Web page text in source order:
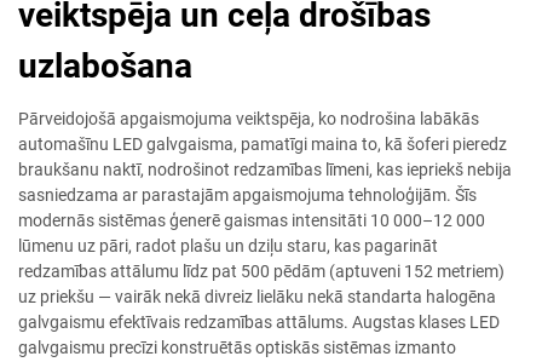
veiktspēja un ceļa drošības
uzlabošana
Pārveidojošā apgaismojuma veiktspēja, ko nodrošina labākās
automašīnu LED galvgaisma, pamatīgi maina to, kā šoferi pieredz
braukšanu naktī, nodrošinot redzamības līmeni, kas iepriekš nebija
sasniedzama ar parastajām apgaismojuma tehnoloģijām. Šīs
modernās sistēmas ģenerē gaismas intensitāti 10 000–12 000
lūmenu uz pāri, radot plašu un dziļu staru, kas pagarināt
redzamības attālumu līdz pat 500 pēdām (aptuveni 152 metriem)
uz priekšu — vairāk nekā divreiz lielāku nekā standarta halogēna
galvgaismu efektīvais redzamības attālums. Augstas klases LED
galvgaismu precīzi konstruētās optiskās sistēmas izmanto